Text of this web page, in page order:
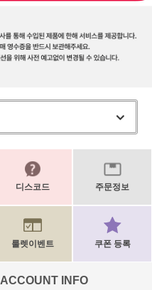
디스코드 주문정보
룰렛이벤트 쿠폰 등록
ACCOUNT INFO